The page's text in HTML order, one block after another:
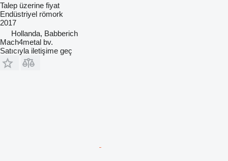
Talep üzerine fiyat
Endüstriyel römork
2017
Hollanda, Babberich
Mach4metal bv.
Satıcıyla iletişime geç